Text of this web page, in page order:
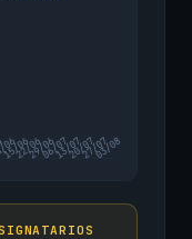
15/0622/0629/0606/0713/0720/0727/07
03/08